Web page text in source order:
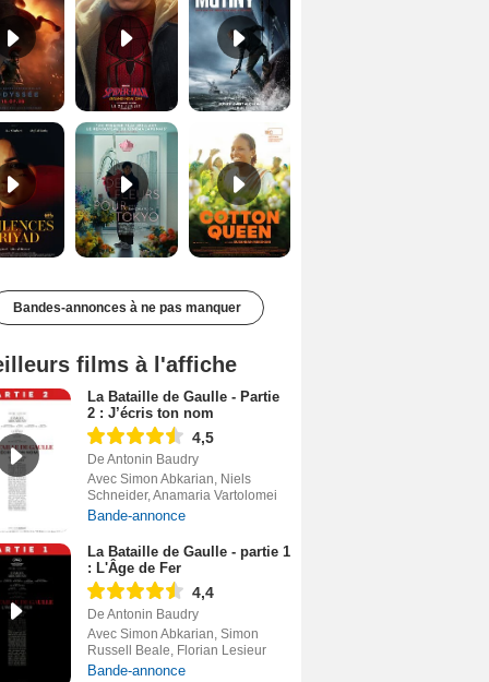
Les Silences de Riyad Bande-annonce VO STFR Cotton Queen Bande-annonce VO STFR
Bandes-annonces à ne pas manquer
films à l'affiche
La Bataille de Gaulle - Partie
2 : J’écris ton nom
4,5
De Antonin Baudry
Avec Simon Abkarian, Niels
Schneider, Anamaria Vartolomei
Bande-annonce
La Bataille de Gaulle - partie 1
: L'Âge de Fer
4,4
De Antonin Baudry
Avec Simon Abkarian, Simon
Russell Beale, Florian Lesieur
Bande-annonce